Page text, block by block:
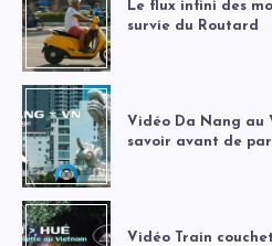
Le flux infini des
survie du Routard
Vidéo Da Nang au
savoir avant de
Vidéo Train